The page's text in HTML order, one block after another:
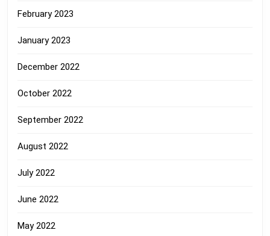
February 2023
January 2023
December 2022
October 2022
September 2022
August 2022
July 2022
June 2022
May 2022